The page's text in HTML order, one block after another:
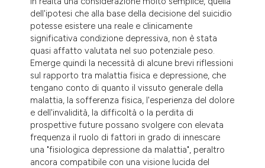
dell'ipotesi che alla base della decisione del suicidio
potesse esistere una reale e clinicamente
significativa condizione depressiva, non è stata
quasi affatto valutata nel suo potenziale peso.
Emerge quindi la necessità di alcune brevi riflessioni
sul rapporto tra malattia fisica e depressione, che
tengano conto di quanto il vissuto generale della
malattia, la sofferenza fisica, l'esperienza del dolore
e dell'invalidità, la difficoltà o la perdita di
prospettive future possano svolgere con elevata
frequenza il ruolo di fattori in grado di innescare
una "fisiologica depressione da malattia", peraltro
ancora compatibile con una visione lucida del